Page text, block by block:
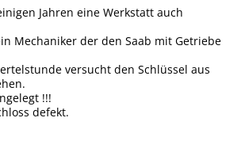
Jahren eine Werkstatt auch
Mechaniker der den Saab mit Getriebe
versucht den Schlüssel aus
!!!
defekt.